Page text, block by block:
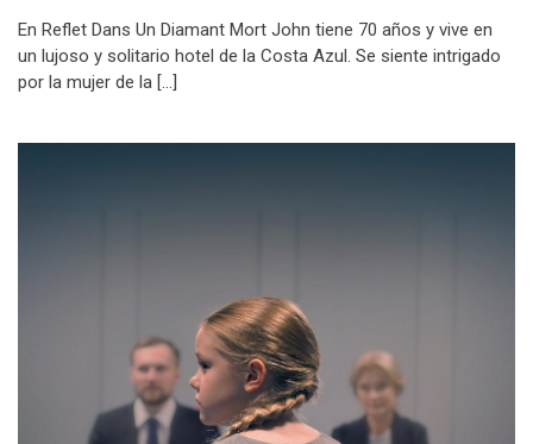
En Reflet Dans Un Diamant Mort John tiene 70 años y vive en
un lujoso y solitario hotel de la Costa Azul. Se siente intrigado
por la mujer de la […]